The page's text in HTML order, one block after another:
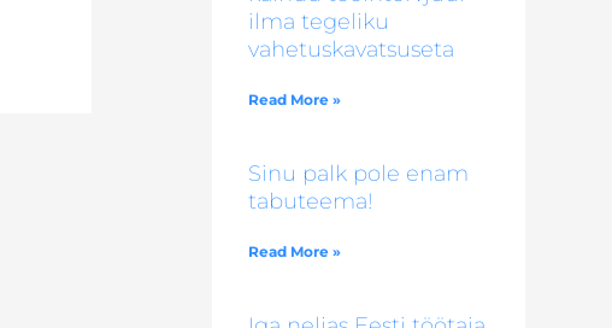
ilma tegeliku
vahetuskavatsuseta
Read More »
Sinu palk pole enam
tabuteema!
Read More »